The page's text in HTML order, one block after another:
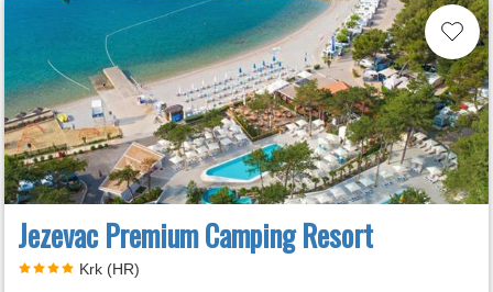
Jezevac Premium Camping Resort
Krk (HR)